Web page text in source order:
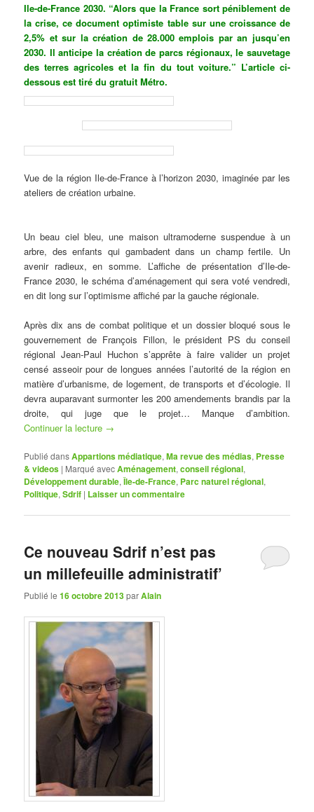
Ile-de-France 2030. “Alors que la France sort péniblement de
la crise, ce document optimiste table sur une croissance de
2,5% et sur la création de 28.000 emplois par an jusqu’en
2030. Il anticipe la création de parcs régionaux, le sauvetage
des terres agricoles et la fin du tout voiture.” L’article ci-
dessous est tiré du gratuit Métro.
Vue de la région Ile-de-France à l’horizon 2030, imaginée par les
ateliers de création urbaine.
Un beau ciel bleu, une maison ultramoderne suspendue à un
arbre, des enfants qui gambadent dans un champ fertile. Un
avenir radieux, en somme. L’affiche de présentation d’Ile-de-
France 2030, le schéma d’aménagement qui sera voté vendredi,
en dit long sur l’optimisme affiché par la gauche régionale.
Après dix ans de combat politique et un dossier bloqué sous le
gouvernement de François Fillon, le président PS du conseil
régional Jean-Paul Huchon s’apprête à faire valider un projet
censé asseoir pour de longues années l’autorité de la région en
matière d’urbanisme, de logement, de transports et d’écologie. Il
devra auparavant surmonter les 200 amendements brandis par la
droite, qui juge que le projet… Manque d’ambition.
Continuer la lecture →
Publié dansAppartions médiatique,Ma revue des médias, Presse
& videos | Marqué avecAménagement,conseil régional,
Développement durable,Île-de-France, Parc naturel régional,
Politique,Sdrif | Laisser un commentaire
Ce nouveau Sdrif n’est pas
un millefeuille administratif’
Publié le16 octobre 2013parAlain